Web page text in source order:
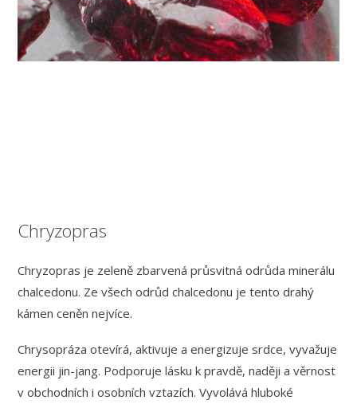
Chryzopras
Chryzopras je zeleně zbarvená průsvitná odrůda minerálu
chalcedonu. Ze všech odrůd chalcedonu je tento drahý
kámen ceněn nejvíce.
Chrysopráza otevírá, aktivuje a energizuje srdce, vyvažuje
energii jin-jang. Podporuje lásku k pravdě, naději a věrnost
v obchodních i osobních vztazích.Vyvolává hluboké